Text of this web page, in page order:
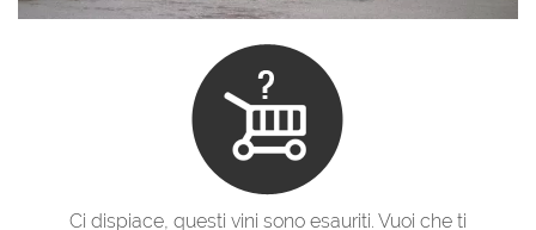
Ci dispiace, questi vini sono esauriti. Vuoi che ti